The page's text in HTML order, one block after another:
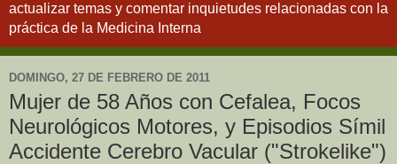
actualizar temas y comentar inquietudes relacionadas con la
práctica de la Medicina Interna
DOMINGO, 27 DE FEBRERO DE 2011
Mujer de 58 Años con Cefalea, Focos
Neurológicos Motores, y Episodios Símil
Accidente Cerebro Vacular ("Strokelike")